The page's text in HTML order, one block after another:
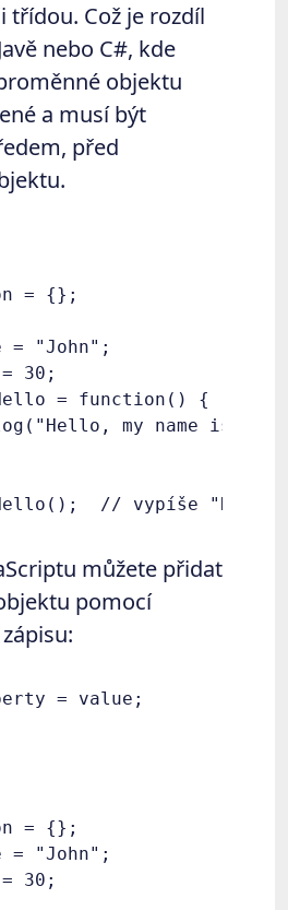
třídou. Což je rozdíl
nebo C#, kde
objektu
a musí být
před
= {};
= "John";
30;
= function() {
my name is " +
můžete přidat
pomocí
= {};
= "John";